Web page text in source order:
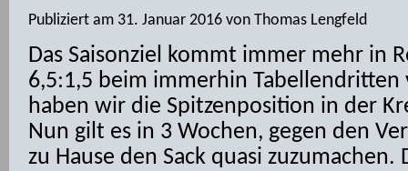
Publiziert am 31. Januar 2016 von Thomas Lengfeld
Das Saisonziel kommt immer mehr in
6,5:1,5 beim immerhin Tabellendritten
haben wir die Spitzenposition in der
Nun gilt es in 3 Wochen, gegen den
zu Hause den Sack quasi zuzumachen.